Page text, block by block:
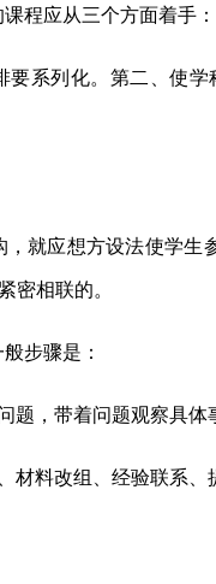
程应从三个方面着手：
要系列化。第二、使
就应想方设法使学生
密相联的。
步骤是：
题，带着问题观察具体
材料改组、经验联系、